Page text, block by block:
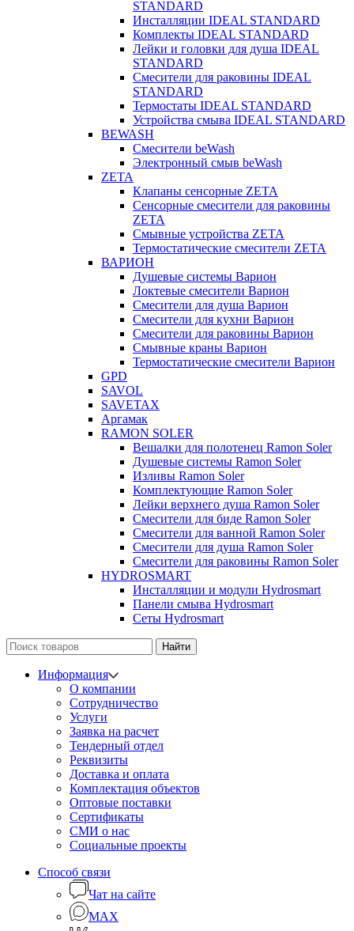
STANDARD
Инсталляции IDEAL STANDARD
Комплекты IDEAL STANDARD
Лейки и головки для душа IDEAL
STANDARD
Смесители для раковины IDEAL
STANDARD
Термостаты IDEAL STANDARD
Устройства смыва IDEAL STANDARD
BEWASH
Смесители beWash
Электронный смыв beWash
ZETA
Клапаны сенсорные ZETA
Сенсорные смесители для раковины
ZETA
Смывные устройства ZETA
Термостатические смесители ZETA
ВАРИОН
Душевые системы Варион
Локтевые смесители Варион
Смесители для душа Варион
Смесители для кухни Варион
Смесители для раковины Варион
Смывные краны Варион
Термостатические смесители Варион
GPD
SAVOL
SAVETAX
Аргамак
RAMON SOLER
Вешалки для полотенец Ramon Soler
Душевые системы Ramon Soler
Изливы Ramon Soler
Комплектующие Ramon Soler
Лейки верхнего душа Ramon Soler
Смесители для биде Ramon Soler
Смесители для ванной Ramon Soler
Смесители для душа Ramon Soler
Смесители для раковины Ramon Soler
HYDROSMART
Инсталляции и модули Hydrosmart
Панели смыва Hydrosmart
Сеты Hydrosmart
Найти
Информация
О компании
Сотрудничество
Услуги
Заявка на расчет
Тендерный отдел
Реквизиты
Доставка и оплата
Комплектация объектов
Оптовые поставки
Сертификаты
СМИ о нас
Социальные проекты
Способ связи
Чат на сайте
MAX